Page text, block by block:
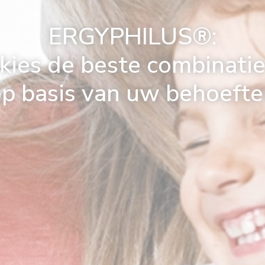
ERGYPHILUS®:
kies de beste combinatie
basis van uw